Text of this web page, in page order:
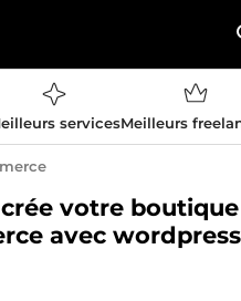
servicesMeilleurs
votre
avec wordpress